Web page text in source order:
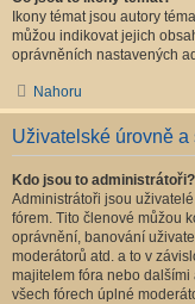
Ikony témat jsou autory
můžou indikovat jejich
oprávněních nastavených
Nahoru
Uživatelské úrovně a
Kdo jsou to administrátoři?
Administrátoři jsou
fórem. Tito členové můžou
oprávnění, banování
moderátorů atd. a to v
majitelem fóra nebo dalšími
všech fórech úplné